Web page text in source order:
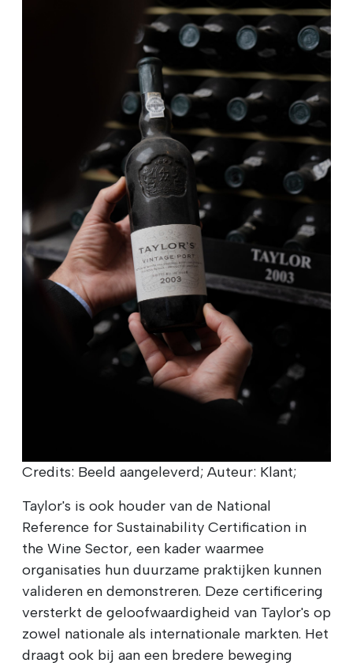
Credits: Beeld aangeleverd; Auteur: Klant;
Taylor's is ook houder van de National
Reference for Sustainability Certification in
the Wine Sector, een kader waarmee
organisaties hun duurzame praktijken kunnen
valideren en demonstreren. Deze certificering
versterkt de geloofwaardigheid van Taylor's op
zowel nationale als internationale markten. Het
draagt ook bij aan een bredere beweging